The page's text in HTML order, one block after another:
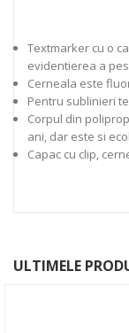
Textmarker cu o
evidentierea a
Cerneala este
Pentru sublinieri
Corpul din
ani, dar este si
Capac cu clip,
ULTIMELE